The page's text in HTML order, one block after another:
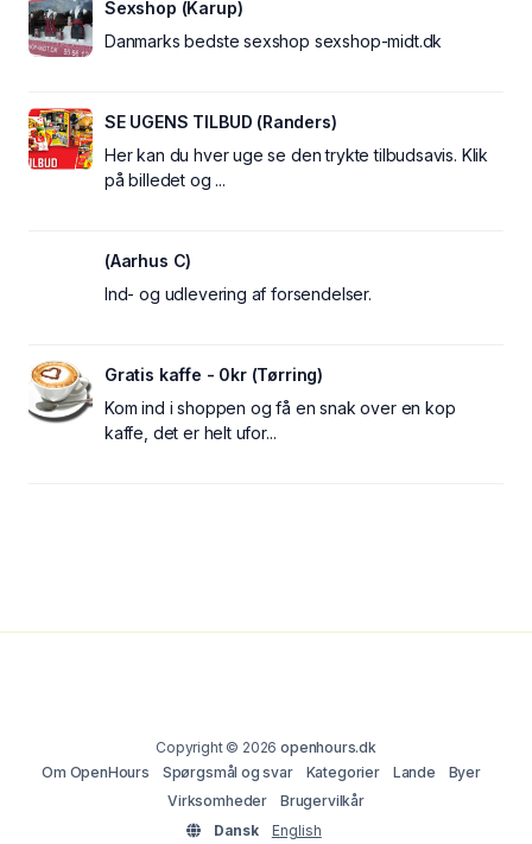
Sexshop (Karup)
Danmarks bedste sexshop sexshop-midt.dk
SE UGENS TILBUD (Randers)
Her kan du hver uge se den trykte tilbudsavis. Klik
på billedet og ...
(Aarhus C)
Ind- og udlevering af forsendelser.
Gratis kaffe - 0kr (Tørring)
Kom ind i shoppen og få en snak over en kop
kaffe, det er helt ufor...
Copyright © 2026openhours.dk
Om OpenHours
Spørgsmål og svar Kategorier Lande
Byer
Virksomheder
Brugervilkår
Dansk
English